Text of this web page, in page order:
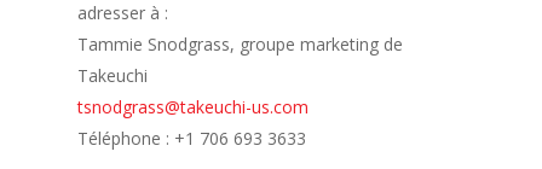
adresser à :
Tammie Snodgrass, groupe marketing de
Takeuchi
tsnodgrass@takeuchi-us.com
Téléphone : +1 706 693 3633